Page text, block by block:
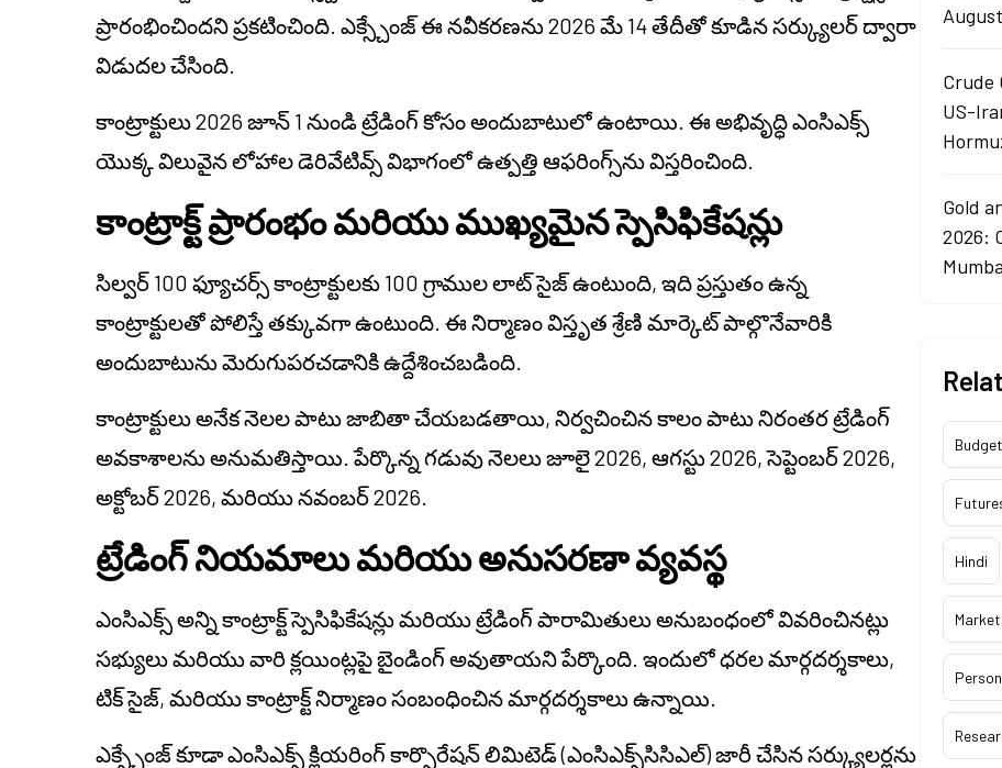
ప్రారంభించిందని ప్రకటించింది. ఎక్స్చేంజ్ ఈ నవీకరణను 2026 మే 14 తేదీతో కూడిన సర్క్యులర్ ద్వారా
విడుదల చేసింది.
కాంట్రాక్టులు 2026 జూన్ 1 నుండి ట్రేడింగ్ కోసం అందుబాటులో ఉంటాయి. ఈ అభివృద్ధి ఎంసిఎక్స్
యొక్క విలువైన లోహాల డెరివేటివ్స్ విభాగంలో ఉత్పత్తి ఆఫరింగ్స్‌ను విస్తరించింది.
కాంట్రాక్ట్ ప్రారంభం మరియు ముఖ్యమైన స్పెసిఫికేషన్లు
సిల్వర్ 100 ఫ్యూచర్స్ కాంట్రాక్టులకు 100 గ్రాముల లాట్ సైజ్ ఉంటుంది, ఇది ప్రస్తుతం ఉన్న
కాంట్రాక్టులతో పోలిస్తే తక్కువగా ఉంటుంది. ఈ నిర్మాణం విస్తృత శ్రేణి మార్కెట్ పాల్గొనేవారికి
అందుబాటును మెరుగుపరచడానికి ఉద్దేశించబడింది.
కాంట్రాక్టులు అనేక నెలల పాటు జాబితా చేయబడతాయి, నిర్వచించిన కాలం పాటు నిరంతర ట్రేడింగ్
అవకాశాలను అనుమతిస్తాయి. పేర్కొన్న గడువు నెలలు జూలై 2026, ఆగస్టు 2026, సెప్టెంబర్ 2026,
అక్టోబర్ 2026, మరియు నవంబర్ 2026.
ట్రేడింగ్ నియమాలు మరియు అనుసరణా వ్యవస్థ
ఎంసిఎక్స్ అన్ని కాంట్రాక్ట్ స్పెసిఫికేషన్లు మరియు ట్రేడింగ్ పారామితులు అనుబంధంలో వివరించినట్లు
సభ్యులు మరియు వారి క్లయింట్లపై బైండింగ్ అవుతాయని పేర్కొంది. ఇందులో ధరల మార్గదర్శకాలు,
టిక్ సైజ్, మరియు కాంట్రాక్ట్ నిర్మాణం సంబంధించిన మార్గదర్శకాలు ఉన్నాయి.
ఎక్స్చేంజ్ కూడా ఎంసిఎక్స్ క్లియరింగ్ కార్పొరేషన్ లిమిటెడ్ (ఎంసిఎక్స్‌సిసిఎల్) జారీ చేసిన సర్క్యులర్లను
Crude
US-
Gold
2026:
Budget
Hindi